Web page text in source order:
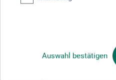
Auswahl bestätigen